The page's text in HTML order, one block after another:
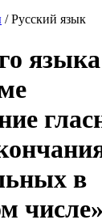
/Русский язык
в
числе»